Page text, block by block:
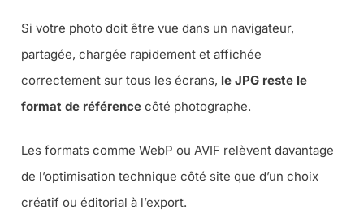
Si votre photo doit être vue dans un navigateur,
partagée, chargée rapidement et affichée
correctement sur tous les écrans, le JPG reste le
format de référence côté photographe.
Les formats comme WebP ou AVIF relèvent davantage
de l’optimisation technique côté site que d’un choix
créatif ou éditorial à l’export.